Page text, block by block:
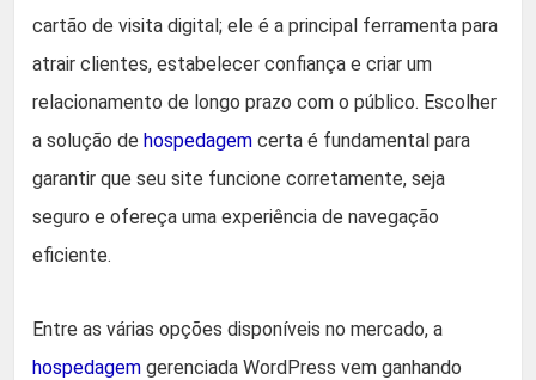
cartão de visita digital; ele é a principal ferramenta para
atrair clientes, estabelecer confiança e criar um
relacionamento de longo prazo com o público. Escolher
a solução de hospedagem certa é fundamental para
garantir que seu site funcione corretamente, seja
seguro e ofereça uma experiência de navegação
eficiente.
Entre as várias opções disponíveis no mercado, a
hospedagem gerenciada WordPress vem ganhando